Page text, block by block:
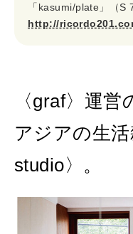
「kasumi/plate」（S
http://
〈graf〉運
アジアの生
studio〉。